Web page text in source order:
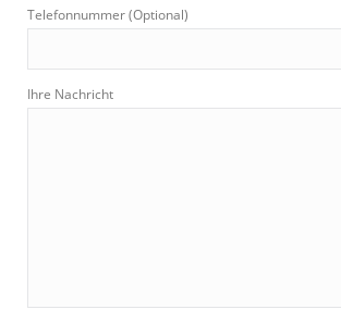
Telefonnummer (Optional)
Ihre Nachricht